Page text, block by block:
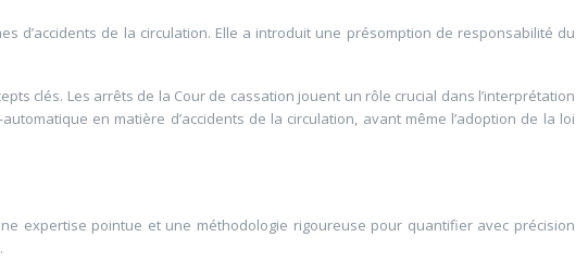
d’accidents de la circulation. Elle a introduit une présomption de responsabilité du
clés. Les arrêts de la Cour de cassation jouent un rôle crucial dans l’interprétation
en matière d’accidents de la circulation, avant même l’adoption de la loi
expertise pointue et une méthodologie rigoureuse pour quantifier avec précision